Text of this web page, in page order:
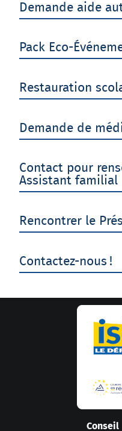
Demande aide
Pack Eco-
Restauration
Demande de
Contact pour
Assistant familial
Rencontrer le
Contactez-nous !
Conseil